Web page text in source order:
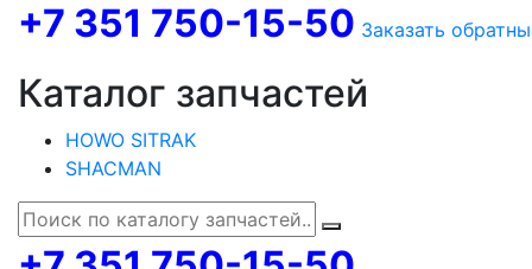
+7 351 750-15-50 Заказать
Каталог запчастей
HOWO SITRAK
SHACMAN